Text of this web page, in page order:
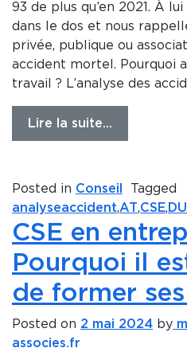
93 de plus qu’en 2021. À
dans le dos et nous
privée, publique ou
accident mortel. Pourquoi
travail ? L’analyse des
Lire la suite…
Posted in Conseil
Tagged
analyseaccident,AT,CSE,
CSE en
Pourquoi il
de former
Posted on 2 mai 2024 by
associes.fr